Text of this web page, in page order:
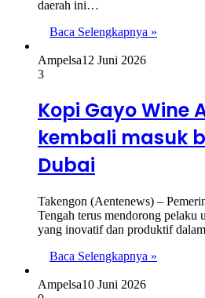
daerah ini…
Baca Selengkapnya »
Ampelsa12 Juni 2026
3
Kopi Gayo Wine
kembali masuk
Dubai
Takengon (Aentenews) –
Tengah terus mendorong pelaku
yang inovatif dan produktif
Baca Selengkapnya »
Ampelsa10 Juni 2026